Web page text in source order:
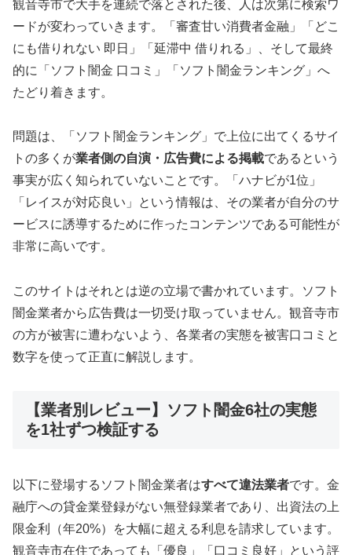
観音寺市で大手を連続で落とされた後、人は次第に検索ワ
ードが変わっていきます。「審査甘い消費者金融」「どこ
にも借りれない 即日」「延滞中 借りれる」、そして最終
的に「ソフト闇金 口コミ」「ソフト闇金ランキング」へ
たどり着きます。
問題は、「ソフト闇金ランキング」で上位に出てくるサイ
トの多くが業者側の自演・広告費による掲載であるという
事実が広く知られていないことです。「ハナビが1位」
「レイスが対応良い」という情報は、その業者が自分のサ
ービスに誘導するために作ったコンテンツである可能性が
非常に高いです。
このサイトはそれとは逆の立場で書かれています。ソフト
闇金業者から広告費は一切受け取っていません。観音寺市
の方が被害に遭わないよう、各業者の実態を被害口コミと
数字を使って正直に解説します。
【業者別レビュー】ソフト闇金6社の実態
を1社ずつ検証する
以下に登場するソフト闇金業者はすべて違法業者です。金
融庁への貸金業登録がない無登録業者であり、出資法の上
限金利（年20%）を大幅に超える利息を請求しています。
観音寺市在住であっても「優良」「口コミ良好」という評